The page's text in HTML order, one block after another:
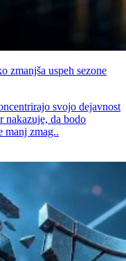
zmanjša uspeh sezone
svojo dejavnost
nakazuje, da bodo
manj zmag..